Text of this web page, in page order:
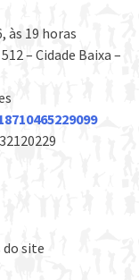
às 19 horas
– Cidade Baixa –
do site